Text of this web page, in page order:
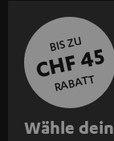
BIS ZU
CHF 45
RABATT
N
Wähle